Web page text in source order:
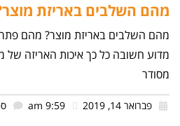
מהם השלבים באריזת
מהם השלבים באריזת מוצר? מהם
מדוע חשובה כל כך איכות האריזה של
מסודר
פברואר 14, 2019